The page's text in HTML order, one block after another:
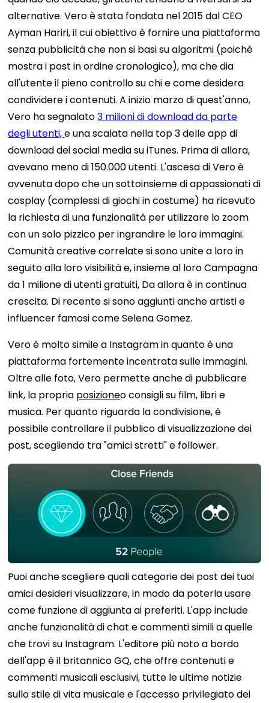
alternative. Vero è stata fondata nel 2015 dal CEO
Ayman Hariri, il cui obiettivo è fornire una piattaforma
senza pubblicità che non si basi su algoritmi (poiché
mostra i post in ordine cronologico), ma che dia
all'utente il pieno controllo su chi e come desidera
condividere i contenuti. A inizio marzo di quest'anno,
Vero ha segnalato3 milioni di download da parte
degli utenti,e una scalata nella top 3 delle app di
download dei social media su iTunes. Prima di allora,
avevano meno di 150.000 utenti. L'ascesa di Vero è
avvenuta dopo che un sottoinsieme di appassionati di
cosplay (complessi di giochi in costume) ha ricevuto
la richiesta di una funzionalità per utilizzare lo zoom
con un solo pizzico per ingrandire le loro immagini.
Comunità creative correlate si sono unite a loro in
seguito alla loro visibilità e, insieme al loroCampagna
da 1 milione di utenti gratuiti, Da allora è in continua
crescita. Di recente si sono aggiunti anche artisti e
influencer famosi come Selena Gomez.
Vero è molto simile a Instagram in quanto è una
piattaforma fortemente incentrata sulle immagini.
Oltre alle foto, Vero permette anche di pubblicare
link, la propria posizioneo consigli su film, libri e
musica. Per quanto riguarda la condivisione, è
possibile controllare il pubblico di visualizzazione dei
post, scegliendo tra "amici stretti" e follower.
Puoi anche scegliere quali categorie dei post dei tuoi
amici desideri visualizzare, in modo da poterla usare
come funzione di aggiunta ai preferiti. L'app include
anche funzionalità di chat e commenti simili a quelle
che trovi su Instagram. L'editore più noto a bordo
dell'app è il britannico GQ, che offre contenuti e
commenti musicali esclusivi, tutte le ultime notizie
sullo stile di vita musicale e l'accesso privilegiato dei